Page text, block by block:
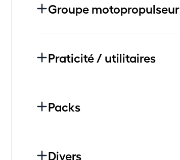
Groupe motopropulseur
Praticité / utilitaires
Packs
Divers